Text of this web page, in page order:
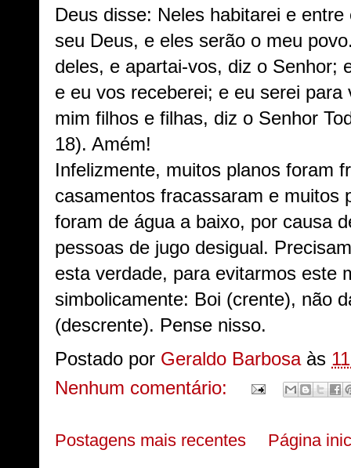
Deus disse: Neles habitarei e
seu Deus, e eles serão o meu
deles, e apartai-vos, diz o Senhor;
e eu vos receberei; e eu serei
mim filhos e filhas, diz o Senhor
18). Amém!
Infelizmente, muitos planos foram
casamentos fracassaram e muitos
foram de água a baixo, por causa
pessoas de jugo desigual.
esta verdade, para evitarmos este
simbolicamente: Boi (crente), não
(descrente). Pense nisso.
Postado por Geraldo Barbosa às
Nenhum comentário:
Postagens mais recentes Página